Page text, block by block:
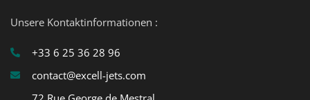
Unsere Kontaktinformationen :
+33 6 25 36 28 96
contact@excell-jets.com